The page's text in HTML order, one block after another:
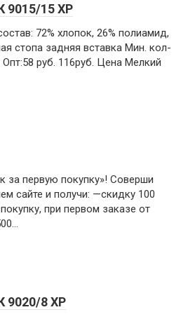
9015/15 ХР
72% хлопок, 26% полиамид,
стопа задняя вставка Мин. кол-
руб. 116руб. Цена Мелкий
за первую покупку»! Соверши
сайте и получи: —скидку 100
при первом заказе от
9020/8 ХР